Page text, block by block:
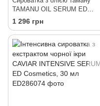
TAMANU OIL SERUM ED
Cosmetics, 30 мл
1 296 грн